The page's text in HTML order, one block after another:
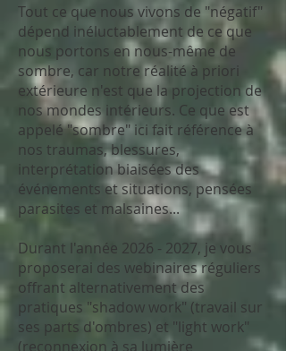
Tout ce que nous vivons de "négatif"
dépend inéluctablement de ce que
nous portons en nous-même de
sombre, car notre réalité à priori
extérieure n'est que la projection de
nos mondes intérieurs. Ce que est
appelé "sombre" ici fait référence à
nos traumas, blessures,
interprétation biaisées des
événements et situations, pensées
parasites et malsaines...
Durant l'année 2026 - 2027, je vous
proposerai des webinaires réguliers
offrant alternativement des
pratiques "shadow work" (travail sur
ses parts d'ombres) et "light work"
(reconnexion à sa lumière